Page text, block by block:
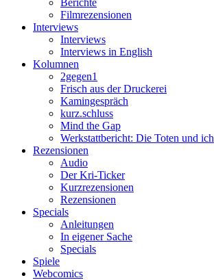
Filmrezensionen
Interviews
Interviews
Interviews in English
Kolumnen
2gegen1
Frisch aus der Druckerei
Kamingespräch
kurz.schluss
Mind the Gap
Werkstattbericht: Die Toten und ich
Rezensionen
Audio
Der Kri-Ticker
Kurzrezensionen
Rezensionen
Specials
Anleitungen
In eigener Sache
Specials
Spiele
Webcomics